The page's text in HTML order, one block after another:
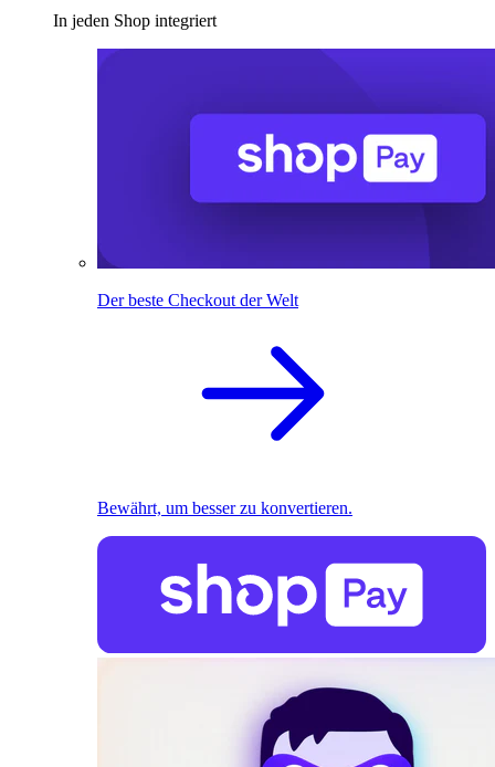
In jeden Shop integriert
Der beste Checkout der Welt
Bewährt, um besser zu konvertieren.